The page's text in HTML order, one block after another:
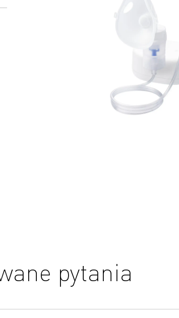
Dzięki średniej średnicy cząstek (MMAD)
nebulizacji ~0,35 ml/min, C810 pomaga lekom
oddechowych, zapewniając skuteczne leczenie.
pytania